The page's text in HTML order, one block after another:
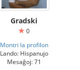
Gradski
0
Montri la profilon
Lando: Hispanujo
Mesaĝoj: 71